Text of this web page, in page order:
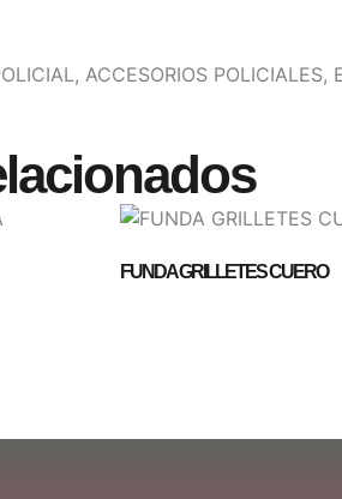
, ACCESORIOS POLICIALES,
FUNDA GRILLETES CUERO